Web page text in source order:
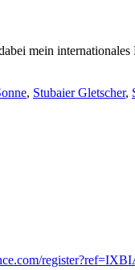
mein internationales
, Stubaier Gletscher,